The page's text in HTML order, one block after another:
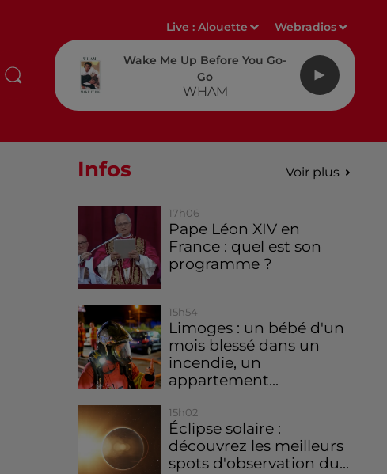
Live :Alouette Webradios
Wake Me Up Before You Go-
Go
WHAM
Infos Voir plus
17h06
Pape Léon XIV en
France : quel est son
programme ?
15h54
Limoges : un bébé d'un
mois blessé dans un
incendie, un
appartement...
15h02
Éclipse solaire :
découvrez les meilleurs
spots d'observation du...